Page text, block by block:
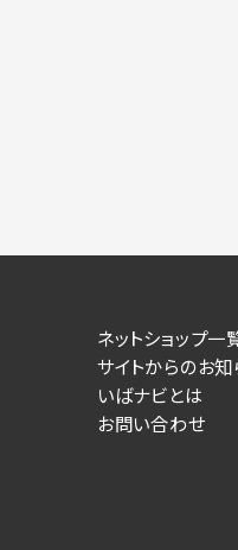
ネットショップ一
サイトからのお知
いばナビとは
お問い合わせ